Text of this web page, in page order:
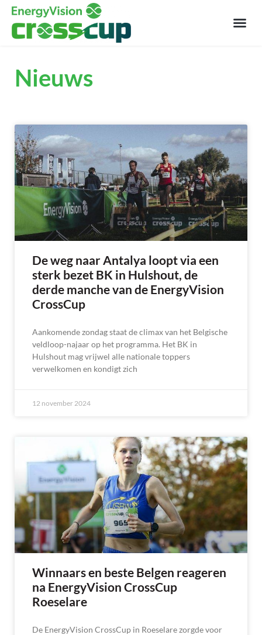
Nieuws
De weg naar Antalya loopt via een
sterk bezet BK in Hulshout, de
derde manche van de EnergyVision
CrossCup
Aankomende zondag staat de climax van het Belgische
veldloop-najaar op het programma. Het BK in
Hulshout mag vrijwel alle nationale toppers
verwelkomen en kondigt zich
12 november 2024
Winnaars en beste Belgen reageren
na EnergyVision CrossCup
Roeselare
De EnergyVision CrossCup in Roeselare zorgde voor